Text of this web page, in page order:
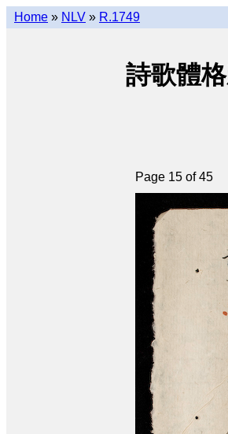
Home » NLV » R.1749
詩歌體
Page 15 of 45